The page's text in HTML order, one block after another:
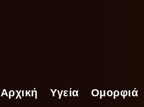
Αρχική Υγεία Ομορφιά